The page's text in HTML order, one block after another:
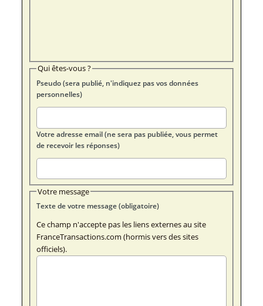
Qui êtes-vous ?
Pseudo (sera publié, n'indiquez pas vos données
personnelles)
Votre adresse email (ne sera pas publiée, vous permet
de recevoir les réponses)
Votre message
Texte de votre message (obligatoire)
Ce champ n'accepte pas les liens externes au site
FranceTransactions.com (hormis vers des sites
officiels).